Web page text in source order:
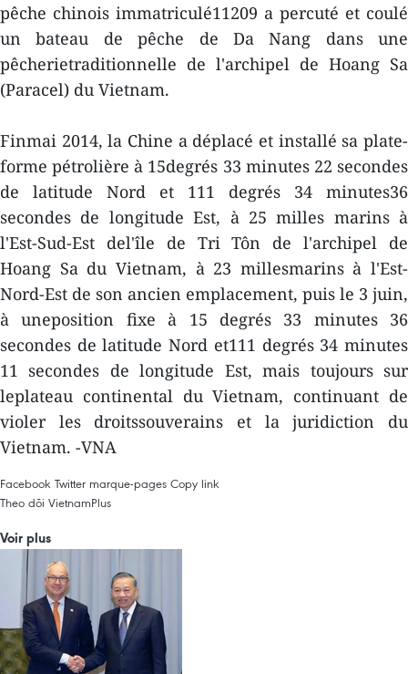
pêche chinois immatriculé11209 a percuté et coulé
un bateau de pêche de Da Nang dans une
pêcherietraditionnelle de l'archipel de Hoang Sa
(Paracel) du Vietnam.
Finmai 2014, la Chine a déplacé et installé sa plate-
forme pétrolière à 15degrés 33 minutes 22 secondes
de latitude Nord et 111 degrés 34 minutes36
secondes de longitude Est, à 25 milles marins à
l'Est-Sud-Est del'île de Tri Tôn de l'archipel de
Hoang Sa du Vietnam, à 23 millesmarins à l'Est-
Nord-Est de son ancien emplacement, puis le 3 juin,
à uneposition fixe à 15 degrés 33 minutes 36
secondes de latitude Nord et111 degrés 34 minutes
11 secondes de longitude Est, mais toujours sur
leplateau continental du Vietnam, continuant de
violer les droitssouverains et la juridiction du
Vietnam. -VNA
Facebook Twitter marque-pages Copy link
Theo dõi VietnamPlus
Voir plus